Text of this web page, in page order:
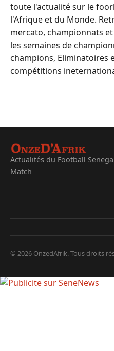
toute l'actualité sur le
l'Afrique et du Monde.
mercato, championnats et
les semaines de
champions, Eliminatoires
compétitions
Actualités du Football
Match
© 2026 OnzedAfrik. Tous droits